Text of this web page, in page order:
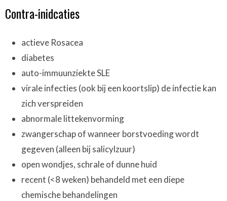
Contra-inidcaties
actieve Rosacea
diabetes
auto-immuunziekte SLE
virale infecties (ook bij een koortslip) de infectie kan
zich verspreiden
abnormale littekenvorming
zwangerschap of wanneer borstvoeding wordt
gegeven (alleen bij salicylzuur)
open wondjes, schrale of dunne huid
recent (<8 weken) behandeld met een diepe
chemische behandelingen